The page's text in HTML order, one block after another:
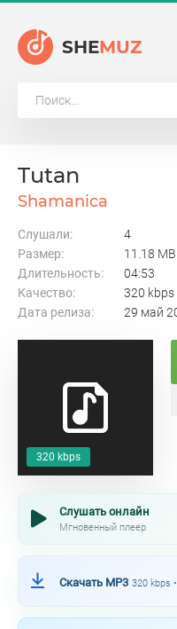
SHEMUZ
320 kbps
Tutan
Shamanica
Слушали:
4
Размер:
11.18 MB
Длительность:
04:53
Качество:
320 kbps
Дата релиза:
29 май
Слушать онлайн
Мгновенный плеер
Скачать MP3 320 kbps